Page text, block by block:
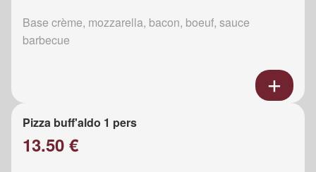
Base crème, mozzarella, bacon, boeuf, sauce
barbecue
Pizza buff'aldo 1 pers
13.50 €